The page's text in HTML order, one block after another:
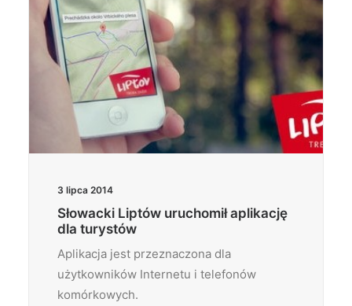
3 lipca 2014
Słowacki Liptów uruchomił aplikację
dla turystów
Aplikacja jest przeznaczona dla
użytkowników Internetu i telefonów
komórkowych.